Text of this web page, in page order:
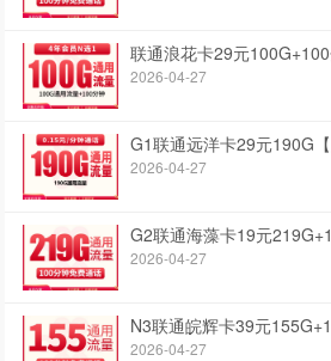
联通浪花卡29元100G+100
2026-04-27
G1联通远洋卡29元190G【
2026-04-27
G2联通海藻卡19元
2026-04-27
N3联通皖辉卡39元
2026-04-27